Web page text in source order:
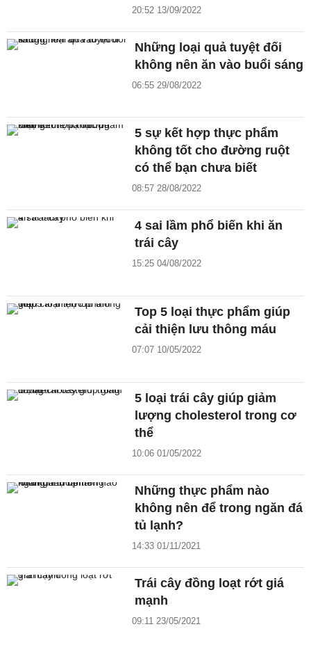
20:52 13/09/2022
Những loại quả tuyệt đối
không nên ăn vào buổi sáng
06:55 29/08/2022
5 sự kết hợp thực phẩm
không tốt cho đường ruột
có thể bạn chưa biết
08:57 28/08/2022
4 sai lầm phổ biến khi ăn
trái cây
15:25 04/08/2022
Top 5 loại thực phẩm giúp
cải thiện lưu thông máu
07:07 10/05/2022
5 loại trái cây giúp giảm
lượng cholesterol trong cơ
thể
10:06 01/05/2022
Những thực phẩm nào
không nên để trong ngăn đá
tủ lạnh?
14:33 01/11/2021
Trái cây đồng loạt rớt giá
mạnh
09:11 23/05/2021